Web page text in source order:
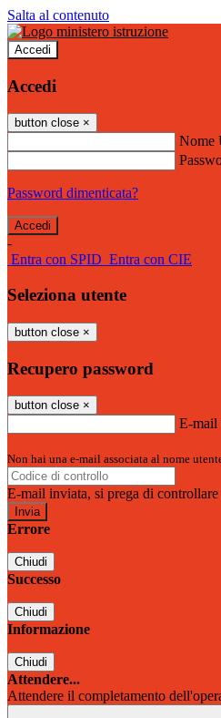
Salta al contenuto
Accedi
Accedi
button close ×
Nome
Password dimenticata?
-
Entra con SPID Entra con CIE
Seleziona utente
button close ×
Recupero password
button close ×
E-mail
Non hai una e-mail associata al nome
E-mail inviata, si prega di
Errore
Chiudi
Successo
Chiudi
Informazione
Chiudi
Attendere...
Attendere il completamento